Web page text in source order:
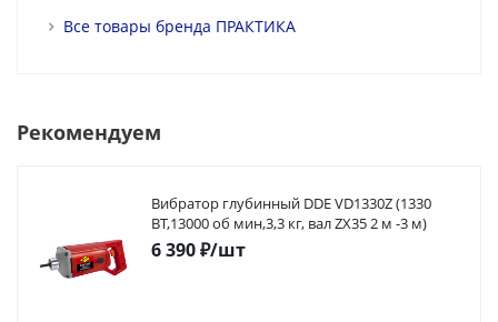
Все товары бренда ПРАКТИКА
Рекомендуем
Вибратор глубинный DDE VD1330Z (1330
ВТ,13000 об мин,3,3 кг, вал ZX35 2 м -3 м)
6 390₽/шт